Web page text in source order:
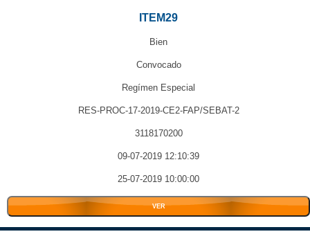
ITEM29
Bien
Convocado
Regímen Especial
RES-PROC-17-2019-CE2-FAP/SEBAT-2
3118170200
09-07-2019 12:10:39
25-07-2019 10:00:00
VER